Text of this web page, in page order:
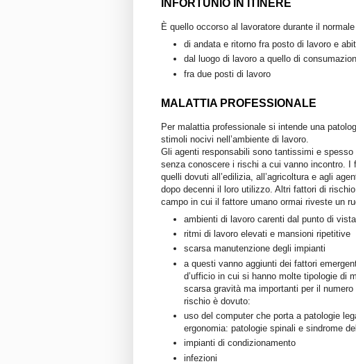
INFORTUNIO IN ITINERE
È quello occorso al lavoratore durante il
di andata e ritorno fra posto di lavoro e
dal luogo di lavoro a quello di
fra due posti di lavoro
MALATTIA PROFESSIONALE
Per malattia professionale si intende una
stimoli nocivi nell’ambiente di lavoro.
Gli agenti responsabili sono tantissimi e
senza conoscere i rischi a cui vanno incontro. I
quelli dovuti all’edilizia, all’agricoltura e agli
dopo decenni il loro utilizzo. Altri fattori di
campo in cui il fattore umano ormai riveste un
ambienti di lavoro carenti dal punto di
ritmi di lavoro elevati e mansioni ripetitive
scarsa manutenzione degli impianti
a questi vanno aggiunti dei fattori
d’ufficio in cui si hanno molte tipologie di
scarsa gravità ma importanti per il
rischio è dovuto:
uso del computer che porta a patologie
ergonomia: patologie spinali e sindrome
impianti di condizionamento
infezioni